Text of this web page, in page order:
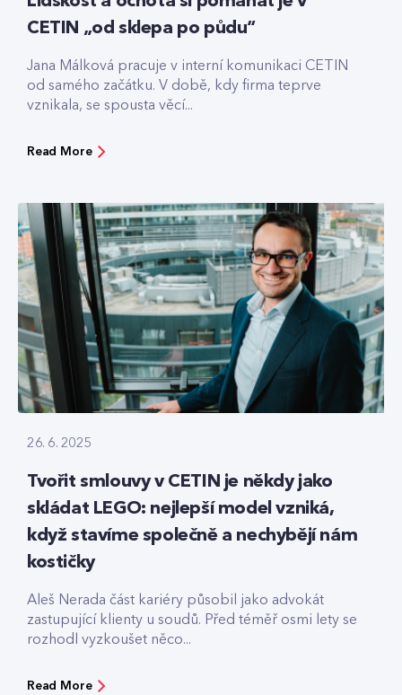
CETIN „od sklepa po půdu“
Jana Málková pracuje v interní komunikaci CETIN
od samého začátku. V době, kdy firma teprve
vznikala, se spousta věcí...
Read More
26. 6. 2025
Tvořit smlouvy v CETIN je někdy jako
skládat LEGO: nejlepší model vzniká,
když stavíme společně a nechybějí nám
kostičky
Aleš Nerada část kariéry působil jako advokát
zastupující klienty u soudů. Před téměř osmi lety se
rozhodl vyzkoušet něco...
Read More